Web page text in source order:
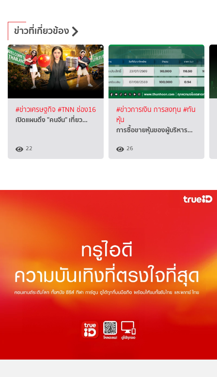
ข่าวที่เกี่ยวข้อง
#ข่าวเศรษฐกิจ #TNN ช่อง16
เปิดแผนดึง "คนจีน" เที่ยว…
22
#ข่าวการเงิน การลงทุน #ทัน
หุ้น
การซื้อขายหุ้นของผู้บริหาร…
26